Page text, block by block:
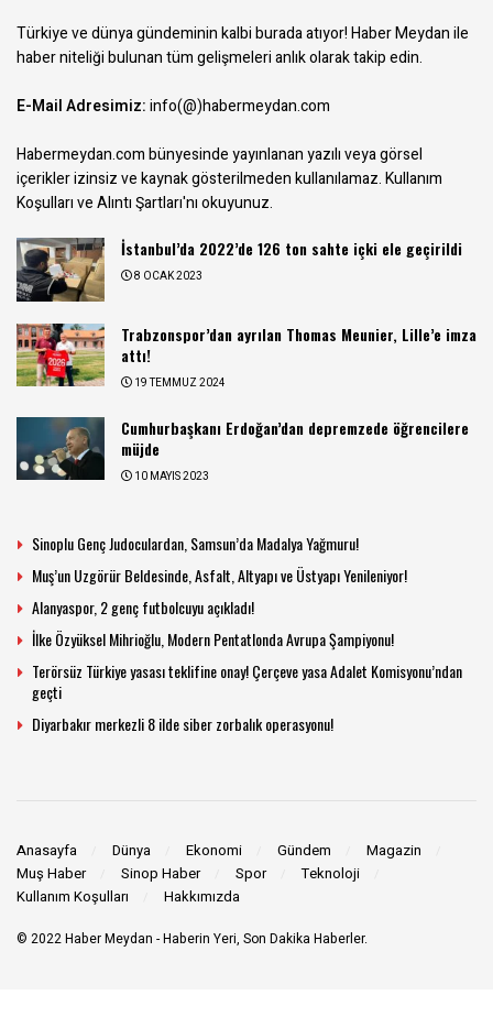
Türkiye ve dünya gündeminin kalbi burada atıyor! Haber Meydan ile
haber niteliği bulunan tüm gelişmeleri anlık olarak takip edin.
E-Mail Adresimiz:info(@)habermeydan.com
Habermeydan.com bünyesinde yayınlanan yazılı veya görsel
içerikler izinsiz ve kaynak gösterilmeden kullanılamaz.Kullanım
Koşulları ve Alıntı Şartları'nı okuyunuz.
İstanbul’da 2022’de 126 ton sahte içki ele geçirildi
8 OCAK 2023
Trabzonspor’dan ayrılan Thomas Meunier, Lille’e imza
attı!
19 TEMMUZ 2024
Cumhurbaşkanı Erdoğan’dan depremzede öğrencilere
müjde
10 MAYIS 2023
Sinoplu Genç Judoculardan, Samsun’da Madalya Yağmuru!
Muş’un Uzgörür Beldesinde, Asfalt, Altyapı ve Üstyapı Yenileniyor!
Alanyaspor, 2 genç futbolcuyu açıkladı!
İlke Özyüksel Mihrioğlu, Modern Pentatlonda Avrupa Şampiyonu!
Terörsüz Türkiye yasası teklifine onay! Çerçeve yasa Adalet Komisyonu’ndan
geçti
Diyarbakır merkezli 8 ilde siber zorbalık operasyonu!
Anasayfa Dünya Ekonomi Gündem
Magazin
Muş Haber
Sinop Haber Spor
Teknoloji
Kullanım Koşulları
Hakkımızda
© 2022Haber Meydan - Haberin Yeri, Son Dakika Haberler.